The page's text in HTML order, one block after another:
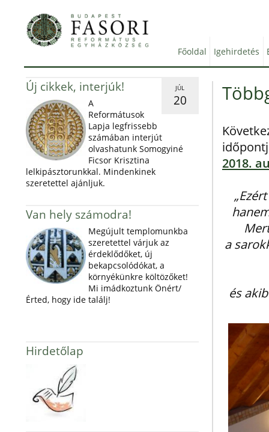
Főoldal Igehirdetés
JÚL
20
Új cikkek, interjúk!
A
Reformátusok
Lapja legfrissebb
számában interjút
olvashatunk Somogyiné
Ficsor Krisztina
lelkipásztorunkkal. Mindenkinek
szeretettel ajánljuk.
Van hely számodra!
Megújult templomunkba
szeretettel várjuk az
érdeklődőket, új
bekapcsolódókat, a
környékünkre költözőket!
Mi imádkoztunk Önért/
Érted, hogy ide találj!
Hirdetőlap
2018.
a
és